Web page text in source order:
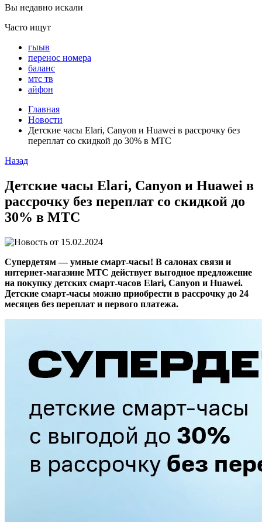
Вы недавно искали
Часто ищут
гыыв
перенос номера
баланс
мтс тв
айфон
Главная
Новости
Детские часы Elari, Canyon и Huawei в рассрочку без
переплат со скидкой до 30% в МТС
Назад
Детские часы Elari, Canyon и Huawei в
рассрочку без переплат со скидкой до
30% в МТС
15.02.2024
Супердетям — умные смарт-часы! В салонах связи и
интернет-магазине МТС действует выгодное предложение
на покупку детских смарт-часов Elari, Canyon и Huawei.
Детские смарт-часы можно приобрести в рассрочку до 24
месяцев без переплат и первого платежа.